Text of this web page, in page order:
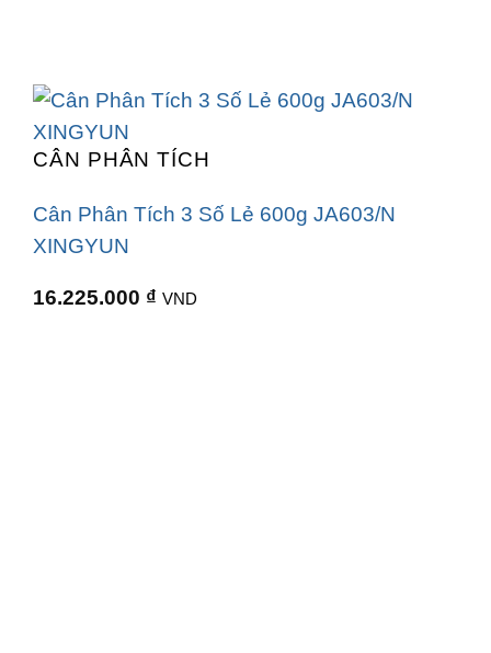
CÂN PHÂN TÍCH
Cân Phân Tích 3 Số Lẻ 600g JA603/N
XINGYUN
16.225.000 ₫ VND